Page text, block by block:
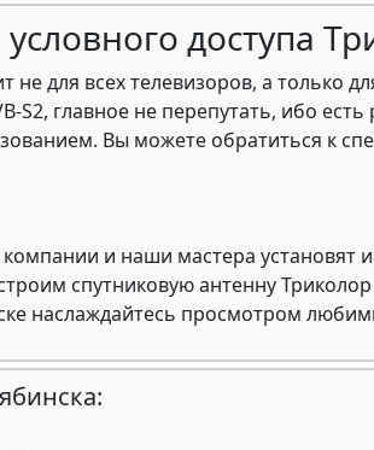
доступа
для всех телевизоров, а только
S2, главное не перепутать, ибо
Вы можете обратиться к
и наши мастера установят
спутниковую антенну
наслаждайтесь просмотром